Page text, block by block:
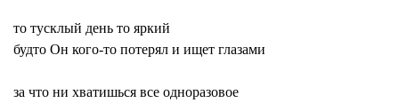
то тусклый день то яркий
будто Он кого-то потерял и ищет глазами
за что ни хватишься все одноразовое